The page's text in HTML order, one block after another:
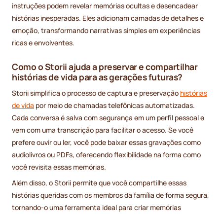
instruções podem revelar memórias ocultas e desencadear
histórias inesperadas. Eles adicionam camadas de detalhes e
emoção, transformando narrativas simples em experiências
ricas e envolventes.
Como o Storii ajuda a preservar e compartilhar
histórias de vida para as gerações futuras?
Storii simplifica o processo de captura e preservação histórias
de vida por meio de chamadas telefônicas automatizadas.
Cada conversa é salva com segurança em um perfil pessoal e
vem com uma transcrição para facilitar o acesso. Se você
prefere ouvir ou ler, você pode baixar essas gravações como
audiolivros ou PDFs, oferecendo flexibilidade na forma como
você revisita essas memórias.
Além disso, o Storii permite que você compartilhe essas
histórias queridas com os membros da família de forma segura,
tornando-o uma ferramenta ideal para criar memórias